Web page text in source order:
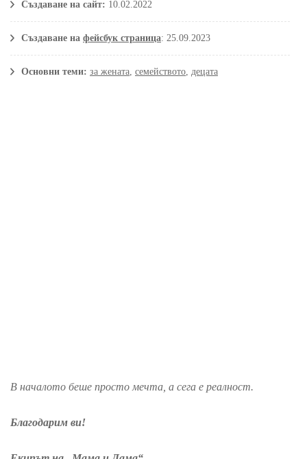
Създаване на сайт: 10.02.2022
Създаване на фейсбук страница: 25.09.2023
Основни теми: за жената, семейството, децата
В началото беше просто мечта, а сега е реалност.
Благодарим ви!